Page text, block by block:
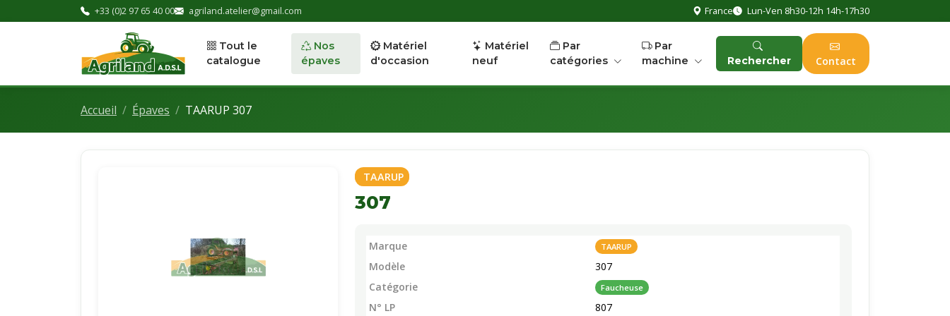
+33 (0)2 97 65 40 00 agriland.atelier@gmail.com France Lun-Ven 8h30-12h 14h-17h30
Tout le
catalogue
Nos
épaves
Matériel
d'occasion
Matériel
neuf
Par
catégories
Par
machine
Rechercher Contact
Accueil Épaves TAARUP 307
TAARUP
307
Marque TAARUP
Modèle
307
Catégorie
Faucheuse
N° LP 807